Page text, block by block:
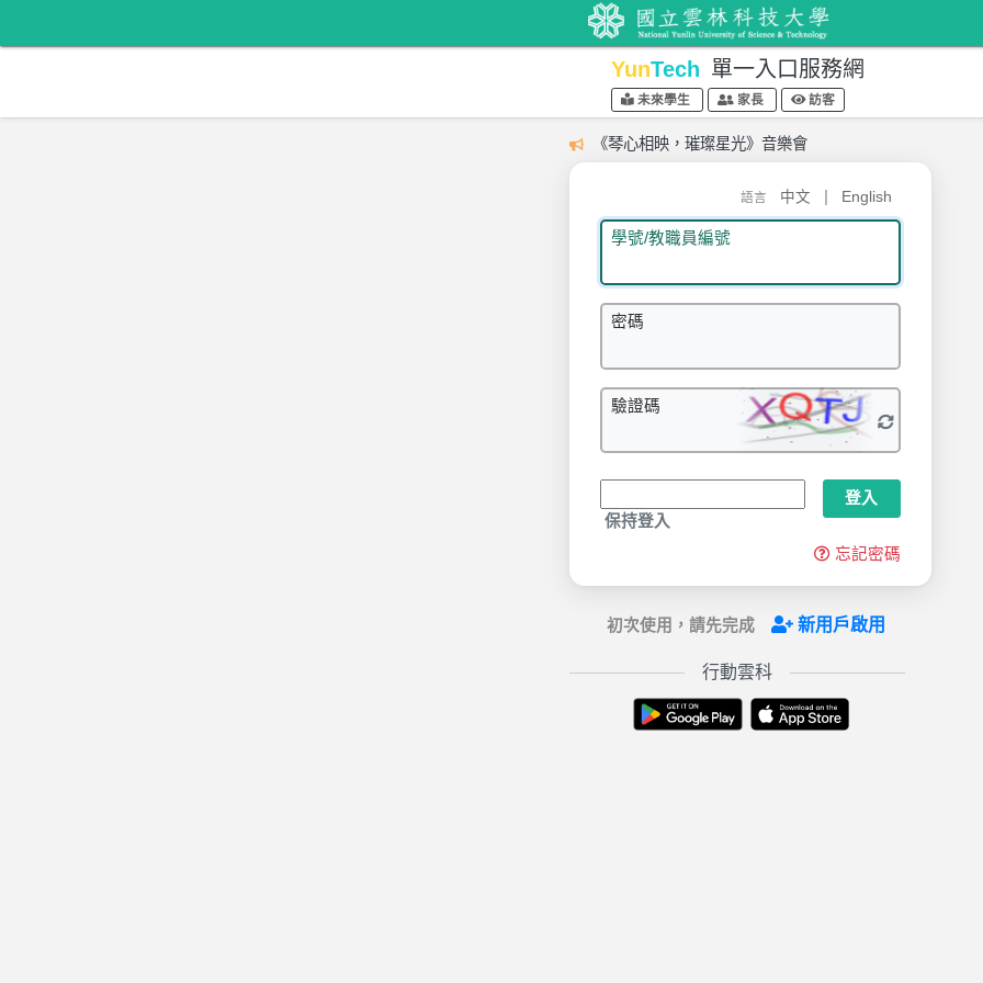
YunTech 單一入口服務網
未來學生 家長 訪客
《琴心相映，璀璨星光》音樂會
語言 中文 English
學號/教職員編號
密碼
驗證碼
保持登入
登入
忘記密碼
初次使用，請先完成 新用戶啟用
行動雲科